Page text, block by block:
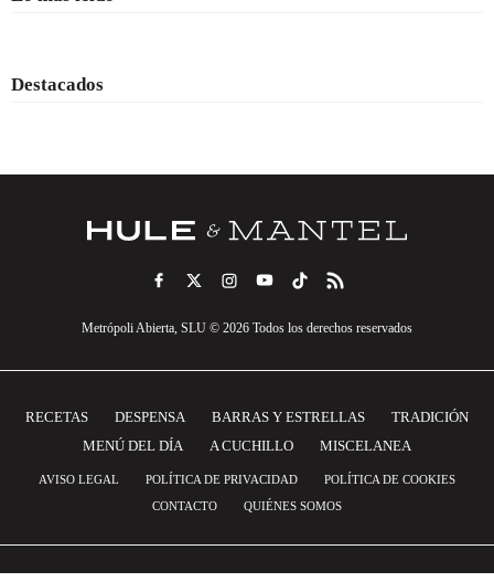
Destacados
Metrópoli Abierta, SLU © 2026 Todos los derechos reservados
RECETAS DESPENSA BARRAS Y ESTRELLAS
TRADICIÓN
MENÚ DEL DÍA
A CUCHILLO MISCELANEA
AVISO LEGAL POLÍTICA DE PRIVACIDAD
POLÍTICA DE COOKIES
CONTACTO
QUIÉNES SOMOS